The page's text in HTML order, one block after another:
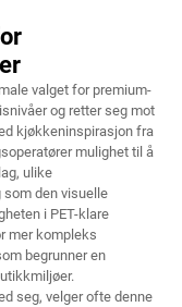
valget for premium-
og retter seg mot
kjøkkeninspirasjon fra
mulighet til å
ulike
den visuelle
i PET-klare
mer kompleks
begrunner en
seg, velger ofte denne